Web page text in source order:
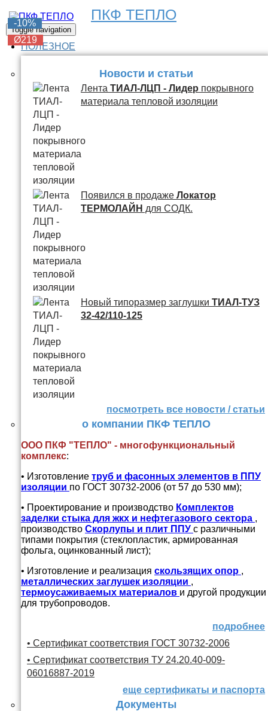
ПКФ ТЕПЛО
Toggle navigation
ПОЛЕЗНОЕ
Новости и статьи
Лента ТИАЛ-ЛЦП - Лидер покрывного
материала тепловой изоляции
Появился в продаже Локатор
ТЕРМОЛАЙН для СОДК.
Новый типоразмер заглушки ТИАЛ-ТУЗ
32-42/110-125
посмотреть все новости / статьи
о компании ПКФ ТЕПЛО
ООО ПКФ "ТЕПЛО" - многофункциональный
комплекс:
• Изготовление труб и фасонных элементов в ППУ
изоляции по ГОСТ 30732-2006 (от 57 до 530 мм);
• Проектирование и производство Комплектов
заделки стыка для жкх и нефтегазового сектора ,
производство Скорлупы и плит ППУ с различными
типами покрытия (стеклопластик, армированная
фольга, оцинкованный лист);
• Изготовление и реализация скользящих опор ,
металлических заглушек изоляции ,
термоусаживаемых материалов и другой продукции
для трубопроводов.
подробнее
• Сертификат соответствия ГОСТ 30732-2006
• Сертификат соответствия ТУ 24.20.40-009-
06016887-2019
еще сертификаты и паспорта
Документы
-6%
Ø219
-6%
Ø219
-6%
Ø219
-6%
Ø219
-10%
Ø219